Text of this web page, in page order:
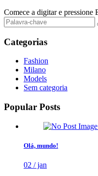
Comece a digitar e pressione
Categorias
Fashion
Milano
Models
Sem categoria
Popular Posts
Olá, mundo!
02 / jan